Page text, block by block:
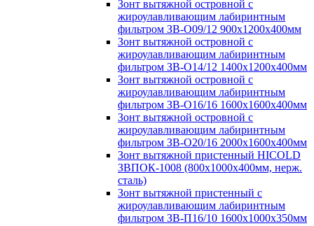
Зонт вытяжной островной с
жироулавливающим лабиринтным
фильтром ЗВ-О09/12 900х1200х400мм
Зонт вытяжной островной с
жироулавливающим лабиринтным
фильтром ЗВ-О14/12 1400х1200х400мм
Зонт вытяжной островной с
жироулавливающим лабиринтным
фильтром ЗВ-О16/16 1600х1600х400мм
Зонт вытяжной островной с
жироулавливающим лабиринтным
фильтром ЗВ-О20/16 2000х1600х400мм
Зонт вытяжной пристенный HICOLD
ЗВПОК-1008 (800х1000х400мм, нерж.
сталь)
Зонт вытяжной пристенный с
жироулавливающим лабиринтным
фильтром ЗВ-П16/10 1600х1000х350мм